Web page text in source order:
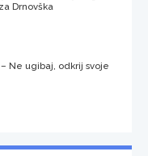
Drnovška
Ne ugibaj, odkrij svoje